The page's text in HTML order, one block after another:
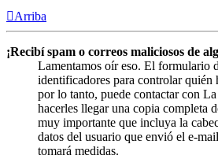
Arriba
¡Recibí spam o correos maliciosos de
Lamentamos oír eso. El formulario
identificadores para controlar quién
por lo tanto, puede contactar con
hacerles llegar una copia completa
muy importante que incluya la
datos del usuario que envió el e-
tomará medidas.